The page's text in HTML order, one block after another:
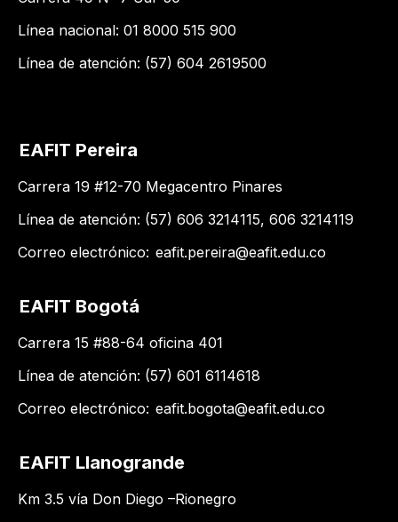
Línea nacional: 01 8000 515 900
Línea de atención: (57) 604 2619500
EAFIT Pereira
Carrera 19 #12-70 Megacentro Pinares
Línea de atención: (57) 606 3214115, 606 3214119
Correo electrónico: eafit.pereira@eafit.edu.co
EAFIT Bogotá
Carrera 15 #88-64 oficina 401
Línea de atención: (57) 601 6114618
Correo electrónico: eafit.bogota@eafit.edu.co
EAFIT Llanogrande
Km 3.5 vía Don Diego –Rionegro